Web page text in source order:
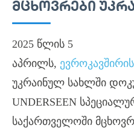
ᲛᲪᲮᲝᲕᲠᲔᲑᲘ
2025 წლის 5
აპრილს, ევროკავშირის
უკრაინულ სახლში
UNDERSEEN
საქართველოში